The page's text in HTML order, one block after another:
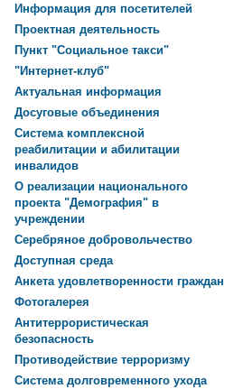
Информация для посетителей
Проектная деятельность
Пункт "Социальное такси"
"Интернет-клуб"
Актуальная информация
Досуговые объединения
Система комплексной
реабилитации и абилитации
инвалидов
О реализации национального
проекта "Демография" в
учреждении
Серебряное добровольчество
Доступная среда
Анкета удовлетворенности граждан
Фотогалерея
Антитеррористическая
безопасность
Противодействие терроризму
Система долговременного ухода